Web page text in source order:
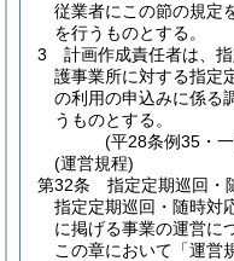
従業者にこの節の規定
を行うものとする。
3
計画作成責任者は、
護事業所に対する指定
の利用の申込みに係る
うものとする。
(平28条例35・
(運営規程)
第32条
指定定期巡回・
指定定期巡回・随時対
に掲げる事業の運営に
この章において「運営